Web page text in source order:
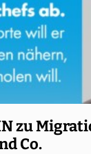
zu
Co.